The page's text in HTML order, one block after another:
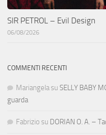
SIR PETROL – Evil Design
06/08/2026
COMMENTI RECENTI
Mariangela su SELLY BABY
guarda
Fabrizio su DORIAN O. A. –